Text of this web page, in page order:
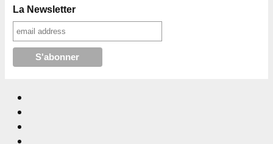
La Newsletter